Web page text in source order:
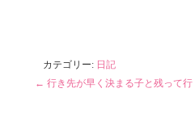
カテゴリー: 日記
← 行き先が早く決まる子と残って